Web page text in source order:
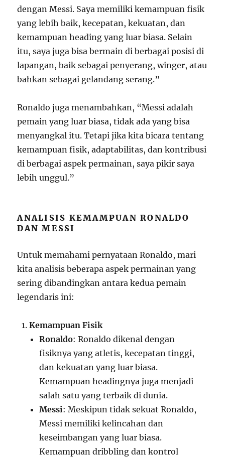
dengan Messi. Saya memiliki kemampuan fisik
yang lebih baik, kecepatan, kekuatan, dan
kemampuan heading yang luar biasa. Selain
itu, saya juga bisa bermain di berbagai posisi di
lapangan, baik sebagai penyerang, winger, atau
bahkan sebagai gelandang serang.”
Ronaldo juga menambahkan, “Messi adalah
pemain yang luar biasa, tidak ada yang bisa
menyangkal itu. Tetapi jika kita bicara tentang
kemampuan fisik, adaptabilitas, dan kontribusi
di berbagai aspek permainan, saya pikir saya
lebih unggul.”
ANALISIS KEMAMPUAN RONALDO
DAN MESSI
Untuk memahami pernyataan Ronaldo, mari
kita analisis beberapa aspek permainan yang
sering dibandingkan antara kedua pemain
legendaris ini:
Kemampuan Fisik
Ronaldo: Ronaldo dikenal dengan
fisiknya yang atletis, kecepatan tinggi,
dan kekuatan yang luar biasa.
Kemampuan headingnya juga menjadi
salah satu yang terbaik di dunia.
Messi: Meskipun tidak sekuat Ronaldo,
Messi memiliki kelincahan dan
keseimbangan yang luar biasa.
Kemampuan dribbling dan kontrol